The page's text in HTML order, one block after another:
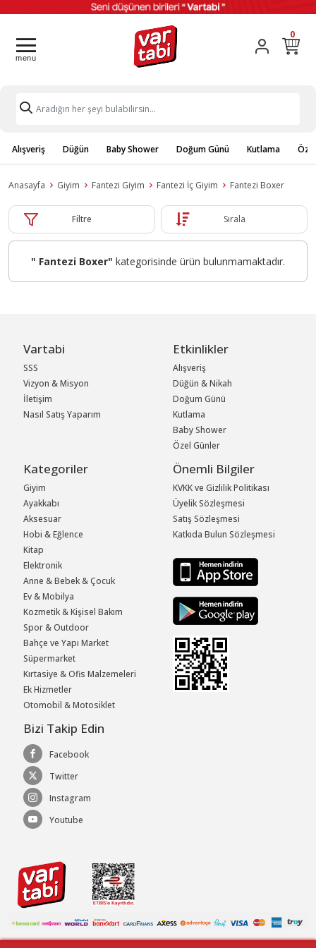
0
Alışveriş Düğün Baby Shower Doğum Günü Kutlama
Anasayfa Giyim Fantezi Giyim Fantezi İç Giyim Fantezi Boxer
Filtre Sırala
" Fantezi Boxer" kategorisinde ürün bulunmamaktadır.
Vartabi
SSS
Vizyon & Misyon
İletişim
Nasıl Satış Yaparım
Etkinlikler
Alışveriş
Düğün & Nikah
Doğum Günü
Kutlama
Baby Shower
Özel Günler
Kategoriler
Giyim
Ayakkabı
Aksesuar
Hobi & Eğlence
Kitap
Elektronik
Anne & Bebek & Çocuk
Ev & Mobilya
Kozmetik & Kişisel Bakım
Spor & Outdoor
Bahçe ve Yapı Market
Süpermarket
Kırtasiye & Ofis Malzemeleri
Ek Hizmetler
Otomobil & Motosiklet
Önemli Bilgiler
KVKK ve Gizlilik Politikası
Üyelik Sözleşmesi
Satış Sözleşmesi
Katkıda Bulun Sözleşmesi
Bizi Takip Edin
Facebook
Twitter
Instagram
Youtube